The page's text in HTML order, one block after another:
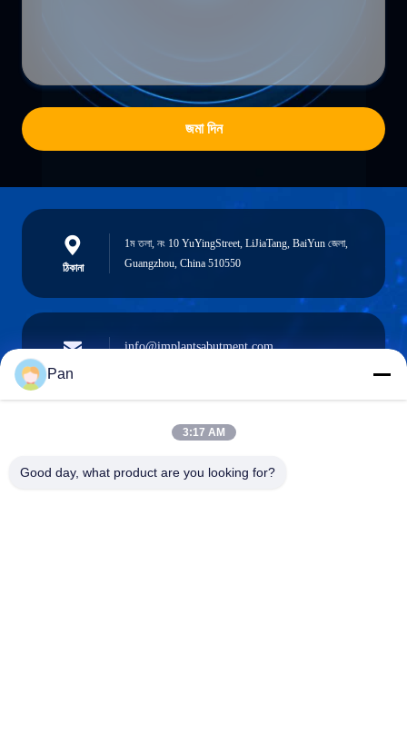
জমা দিন
ঠিকানা
1ম তলা, নং 10 YuYingStreet, LiJiaTang, BaiYun জেলা,
Guangzhou, China 510550
ই-মেইল
info@implantsabutment.com
ফোন
Pan
3:17 AM
Good day, what product are you looking for?